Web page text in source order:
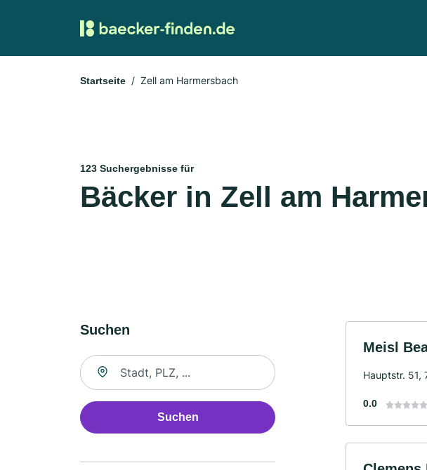
Startseite Zell am Harmersbach
123 Suchergebnisse für
Bäcker in Zell am
Suchen
Suche nach Ort
Suchen
Meisl
Hauptstr. 51,
0.0